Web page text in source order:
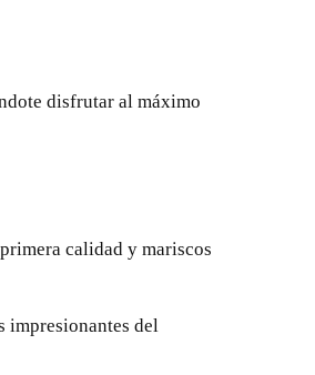
disfrutar al máximo
calidad y mariscos
impresionantes del